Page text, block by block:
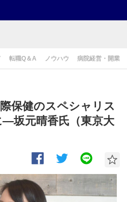
転職Q＆A ノウハウ 病院経営・開業
保健のスペシャリス
―坂元晴香氏（東京大